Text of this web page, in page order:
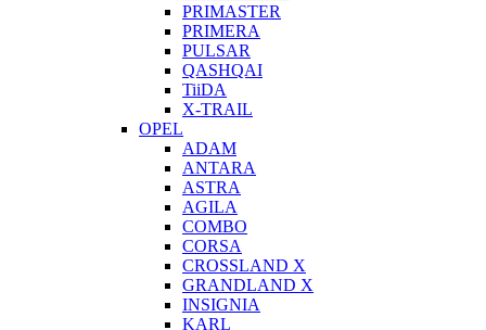
PRIMASTER
PRIMERA
PULSAR
QASHQAI
TiiDA
X-TRAIL
OPEL
ADAM
ANTARA
ASTRA
AGILA
COMBO
CORSA
CROSSLAND X
GRANDLAND X
INSIGNIA
KARL